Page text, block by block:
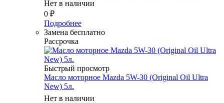
Нет в наличии
0 ₽
Подробнее
Замена бесплатно
Рассрочка
Быстрый просмотр
Масло мотоpное Mazda 5W-30 (Original Oil Ultra
New) 5л.
Нет в наличии